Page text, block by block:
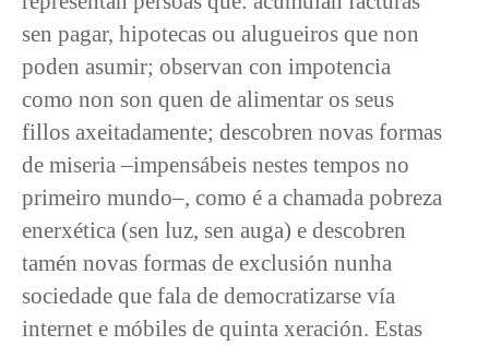
sen pagar, hipotecas ou alugueiros que non
poden asumir; observan con impotencia
como non son quen de alimentar os seus
fillos axeitadamente; descobren novas formas
de miseria ‒impensábeis nestes tempos no
primeiro mundo‒, como é a chamada pobreza
enerxética (sen luz, sen auga) e descobren
tamén novas formas de exclusión nunha
sociedade que fala de democratizarse vía
internet e móbiles de quinta xeración. Estas